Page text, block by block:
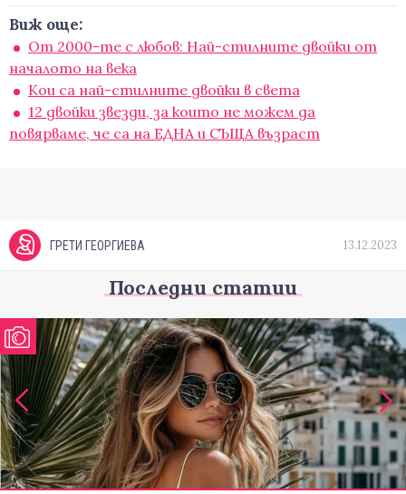
Виж още:
От 2000-те с любов: Най-стилните двойки от
началото на века
Кои са най-стилните двойки в света
12 двойки звезди, за които не можем да
повярваме, че са на ЕДНА и СЪЩА възраст
ГРЕТИ ГЕОРГИЕВА 13.12.2023
Последни статии